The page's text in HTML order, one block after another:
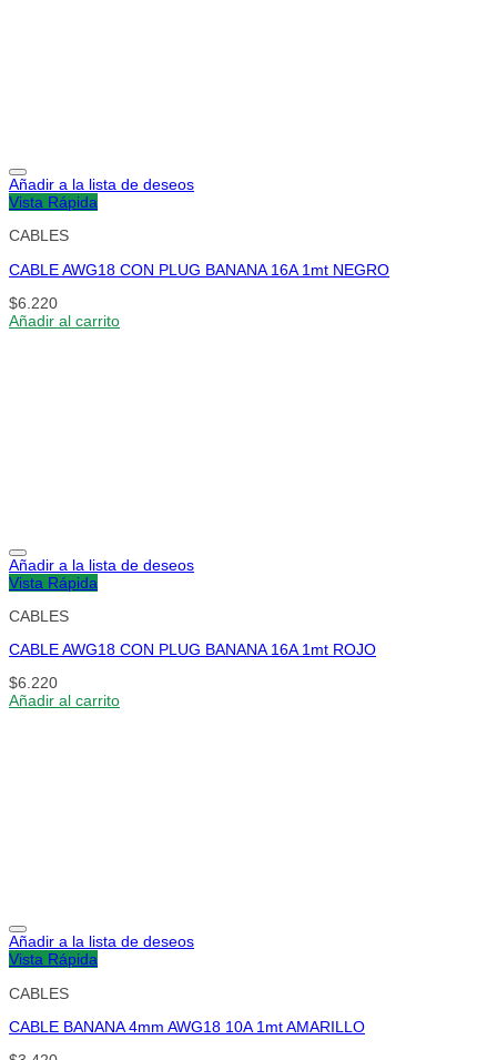
Añadir a la lista de deseos
Vista Rápida
CABLES
CABLE AWG18 CON PLUG BANANA 16A 1mt NEGRO
$6.220
Añadir al carrito
Añadir a la lista de deseos
Vista Rápida
CABLES
CABLE AWG18 CON PLUG BANANA 16A 1mt ROJO
$6.220
Añadir al carrito
Añadir a la lista de deseos
Vista Rápida
CABLES
CABLE BANANA 4mm AWG18 10A 1mt AMARILLO